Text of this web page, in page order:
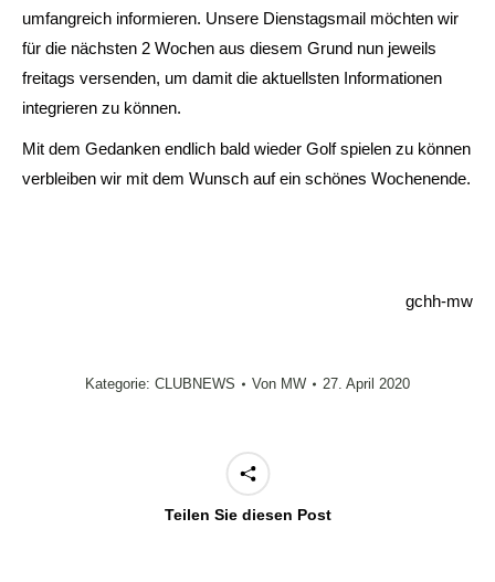
umfangreich informieren. Unsere Dienstagsmail möchten wir
für die nächsten 2 Wochen aus diesem Grund nun jeweils
freitags versenden, um damit die aktuellsten Informationen
integrieren zu können.
Mit dem Gedanken endlich bald wieder Golf spielen zu können
verbleiben wir mit dem Wunsch auf ein schönes Wochenende.
gchh-mw
Kategorie: CLUBNEWS Von MW 27. April 2020
Teilen Sie diesen Post